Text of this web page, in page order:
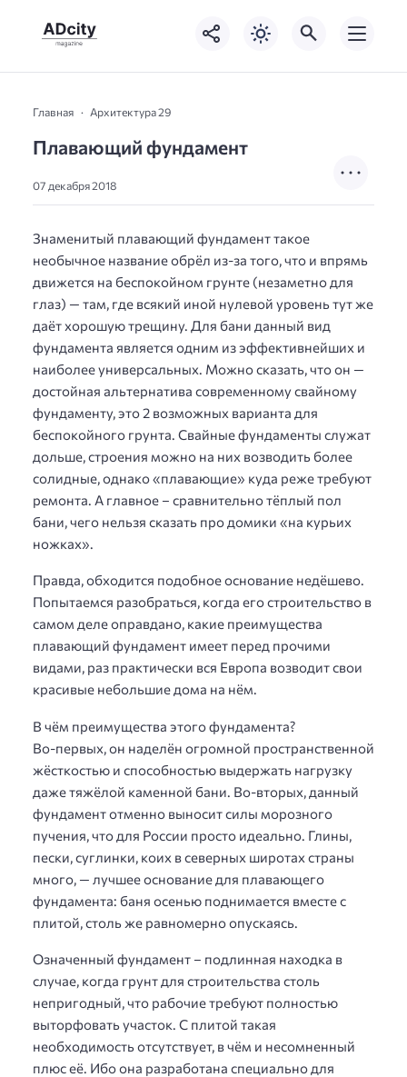
Главная Архитектура 29
Плавающий фундамент
07 декабря 2018
Знаменитый плавающий фундамент такое
необычное название обрёл из-за того, что и впрямь
движется на беспокойном грунте (незаметно для
глаз) — там, где всякий иной нулевой уровень тут же
даёт хорошую трещину. Для бани данный вид
фундамента является одним из эффективнейших и
наиболее универсальных. Можно сказать, что он —
достойная альтернатива современному свайному
фундаменту, это 2 возможных варианта для
беспокойного грунта. Свайные фундаменты служат
дольше, строения можно на них возводить более
солидные, однако «плавающие» куда реже требуют
ремонта. А главное – сравнительно тёплый пол
бани, чего нельзя сказать про домики «на курьих
ножках».
Правда, обходится подобное основание недёшево.
Попытаемся разобраться, когда его строительство в
самом деле оправдано, какие преимущества
плавающий фундамент имеет перед прочими
видами, раз практически вся Европа возводит свои
красивые небольшие дома на нём.
В чём преимущества этого фундамента?
Во-первых, он наделён огромной пространственной
жёсткостью и способностью выдержать нагрузку
даже тяжёлой каменной бани. Во-вторых, данный
фундамент отменно выносит силы морозного
пучения, что для России просто идеально. Глины,
пески, суглинки, коих в северных широтах страны
много, — лучшее основание для плавающего
фундамента: баня осенью поднимается вместе с
плитой, столь же равномерно опускаясь.
Означенный фундамент – подлинная находка в
случае, когда грунт для строительства столь
непригодный, что рабочие требуют полностью
выторфовать участок. С плитой такая
необходимость отсутствует, в чём и несомненный
плюс её. Ибо она разработана специально для